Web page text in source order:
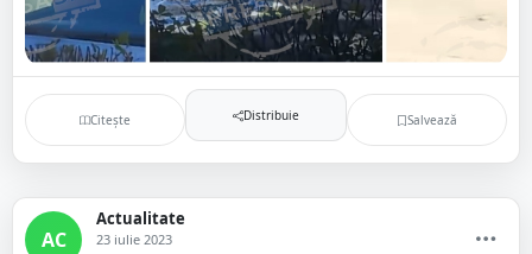
Citește Distribuie Salvează
AC
Actualitate
23 iulie 2023